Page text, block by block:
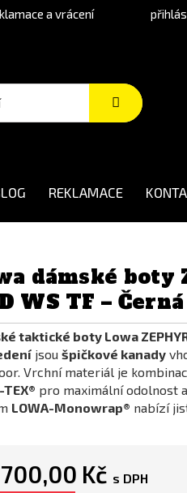
a vrácení
REKLAMACE
dámské boty
WS TF – Černá
taktické boty Lowa
jsou špičkové kanady
Vrchní materiál je
TEX® pro maximální odolnost
LOWA-Monowrap® nabízí
Kč s DPH